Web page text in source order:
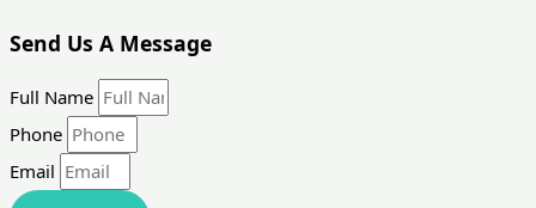
Send Us A Message
Full Name
Phone
Email